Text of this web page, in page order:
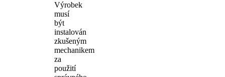
Výrobek
musí
být
instalován
zkušeným
mechanikem
za
použití